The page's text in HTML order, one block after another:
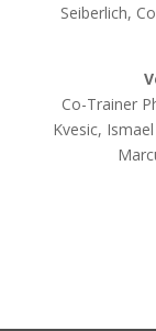
Seiberlich,
Co-Trainer
Kvesic,